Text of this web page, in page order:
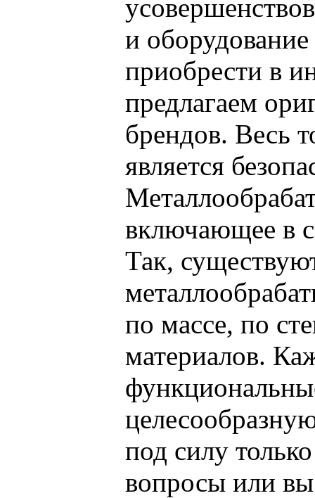
и
приобрести в
предлагаем
брендов. Весь
является
включающее в
Так,
по массе, по
материалов.
под силу
вопросы или